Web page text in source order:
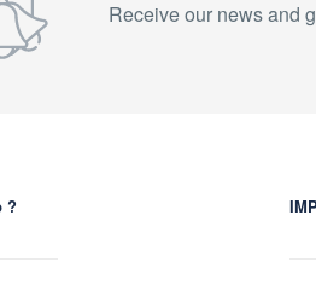
Receive our news and
?